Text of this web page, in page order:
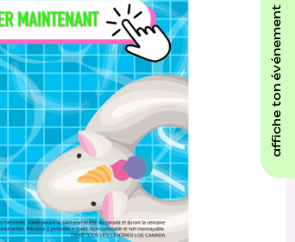
affiche ton événement